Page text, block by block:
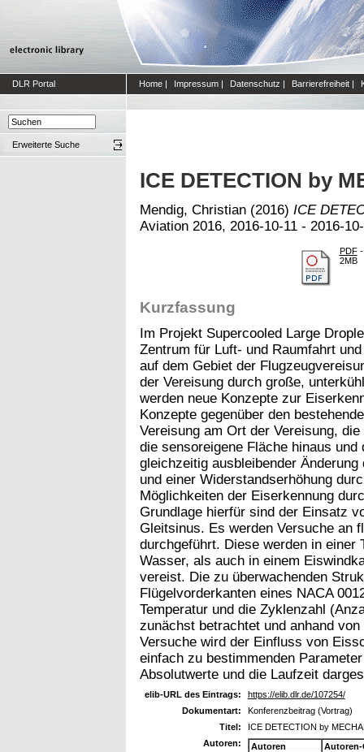
DLR Portal Home | Impressum | Datenschutz | Barrierefreiheit |
Erweiterte Suche
ICE DETECTION by
Mendig, Christian (2016) ICE
Aviation 2016, 2016-10-11 - 2016-
PDF-
2MB
Kurzfassung
Im Projekt Supercooled Large
Zentrum für Luft- und Raumfahrt
auf dem Gebiet der
der Vereisung durch große,
werden neue Konzepte zur
Konzepte gegenüber den
Vereisung am Ort der Vereisung,
die sensoreigene Fläche hinaus
gleichzeitig ausbleibender
und einer Widerstandserhöhung
Möglichkeiten der Eiserkennung
Grundlage hierfür sind der Einsatz
Gleitsinus. Es werden Versuche an
durchgeführt. Diese werden in einer
Wasser, als auch in einem
vereist. Die zu überwachenden
Flügelvorderkanten eines NACA
Temperatur und die Zyklenzahl
zunächst betrachtet und anhand
Versuche wird der Einfluss von
einfach zu bestimmenden
Absolutwerte und die Laufzeit
elib-URL des Eintrags:
https://elib.dlr.de/107254/
Dokumentart:
Konferenzbeitrag (Vortrag)
Titel:
ICE DETECTION by
Autoren:
Autoren
Autoren-